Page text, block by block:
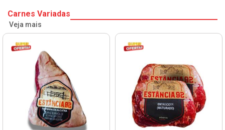
Carnes Variadas
Veja mais